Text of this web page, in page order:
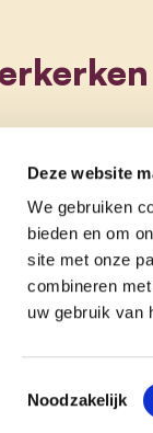
Deze website
We gebruiken
bieden en om
site met onze
combineren
uw gebruik van
Noodzakelijk
partij